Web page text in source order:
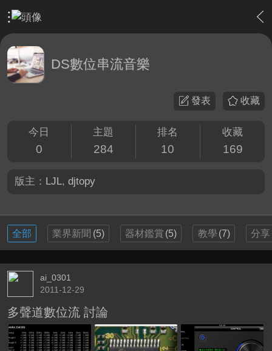
軟硬體相關技術 › DS數位串流音樂
DS數位串流音樂
收藏
發表
今日
0
主題
284
排名
10
收藏
169
版主： LJL, djtopy
全部 業界新聞 (5) 器材鑑賞 (5) 教學 (7) 分享
ai_0301
2011-12-29
多聲道數位流 討論